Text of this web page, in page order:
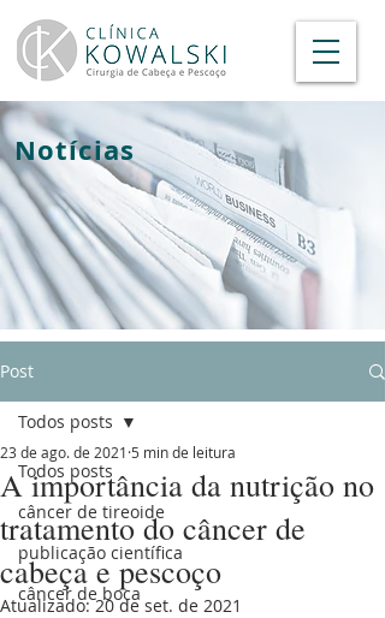
Notícias
Post
Todos posts
câncer de tireoide
publicação científica
câncer de boca
Todos posts
A importância da nutrição no
tratamento do câncer de
cabeça e pescoço
23 de ago. de 2021 5 min de leitura
Atualizado:20 de set. de 2021